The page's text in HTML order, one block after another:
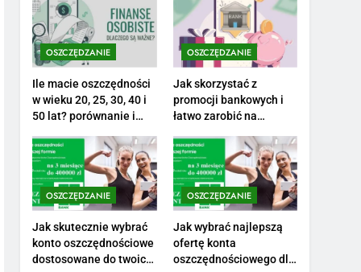
8
Netflix tagger — czym
jest, opinie i zarobki
PRACA
1
Ile zarabia striptizer:
poznaj aktualne stawki
męskiego striptizera
ZAROBKI
2
Ile zarabia psycholog
szkolny: poznaj średnie
zarobki na tym
stanowisku
ZAROBKI
OSZCZĘDZANIE
Ile macie oszczędności
w wieku 20, 25, 30, 40 i
50 lat? porównanie i
OSZCZĘDZANIE
Jak skorzystać z
promocji bankowych i
łatwo zarobić na
OSZCZĘDZANIE
Jak skutecznie wybrać
konto oszczędnościowe
dostosowane do twoich
OSZCZĘDZANIE
Jak wybrać najlepszą
ofertę konta
oszczędnościowego dla